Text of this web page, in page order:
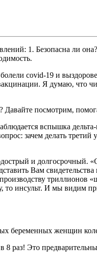
1. Безопасна ли
covid-19 и
Я думаю, что
Давайте посмотрим,
вспышка
зачем делать третий
и долгосрочный.
Вам свидетельства и
триллионов
то инсульт. И мы видим
беременных женщин
раз! Это